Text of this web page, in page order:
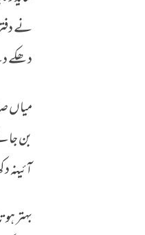
نے
دھکے
‏میاں
بن
آئینہ
بہتر